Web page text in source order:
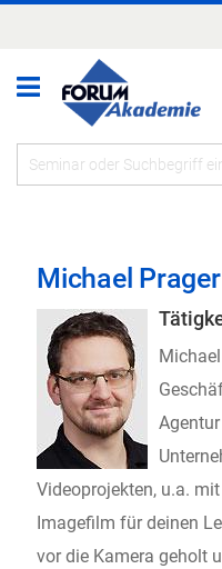
Michael Prager
Videoprojekten, u.a.
Imagefilm für deinen
vor die Kamera geholt